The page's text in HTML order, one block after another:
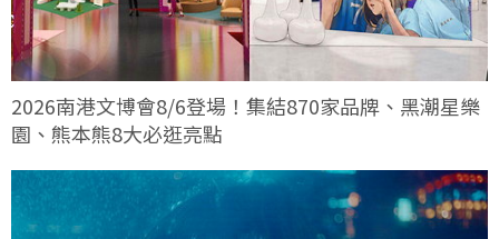
2026南港文博會8/6登場！集結870家品牌、黑潮星樂
園、熊本熊8大必逛亮點